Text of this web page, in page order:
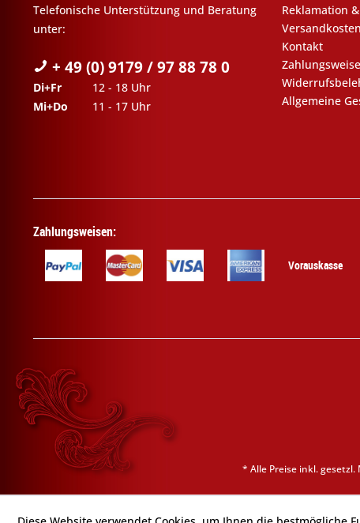
Telefonische Unterstützung und Beratung
unter:
+ 49 (0) 9179 / 97 88 78 0
Di+Fr
12 - 18 Uhr
Mi+Do
11 - 17 Uhr
Reklamation
Versandkosten
Kontakt
Allgemeine
Zahlungsweisen:
Vorauskasse
* Alle Preise inkl.